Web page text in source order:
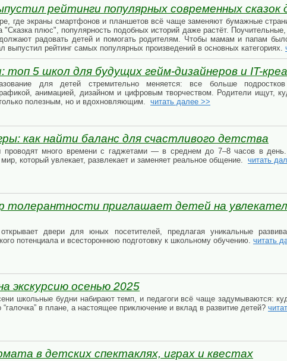
рейтинги популярных современных сказок
где экраны смартфонов и планшетов всё чаще заменяют бумажные
"Сказка плюс", популярность подобных историй даже растёт.
радовать детей и помогать родителям. Чтобы мамам и папам
выпустил рейтинг самых популярных произведений в основных категориях.
топ 5 школ для будущих гейм-дизайнеров и IT-
для детей стремительно меняется: все больше подростков
анимацией, дизайном и цифровым творчеством. Родители ищут,
полезным, но и вдохновляющим. читать далее >>
как найти баланс для счастливого детства
проводят много времени с гаджетами — в среднем до 7–8 часов в
который увлекает, развлекает и заменяет реальное общение. читать
толерантности приглашает детей на
двери для юных посетителей, предлагая уникальные
потенциала и всестороннюю подготовку к школьному обучению. читать
экскурсию осенью 2025
школьные будни набирают темп, и педагоги всё чаще задумываются:
в плане, а настоящее приключение и вклад в развитие детей?
в детских спектаклях, играх и квестах